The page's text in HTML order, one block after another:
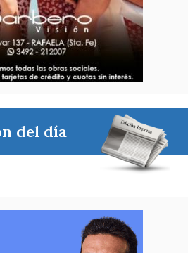
del día